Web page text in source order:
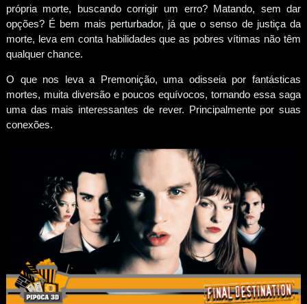
própria morte, buscando corrigir um erro? Matando, sem dar
opções? É bem mais perturbador, já que o senso de justiça da
morte, leva em conta habilidades que as pobres vítimas não têm
qualquer chance.
O que nos leva a Premonição, uma odisseia por fantásticas
mortes, muita diversão e poucos equívocos, tornando essa saga
uma das mais interessantes de rever. Principalmente por suas
conexões.